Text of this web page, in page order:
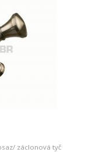
záclonová tyč